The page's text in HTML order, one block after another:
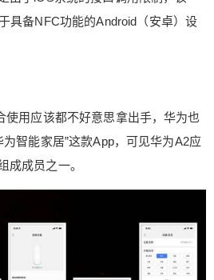
具备NFC功能的Android（安卓）设
使用应该都不好意思拿出手，华为也
智能家居”这款App，可见华为A2应
成成员之一。